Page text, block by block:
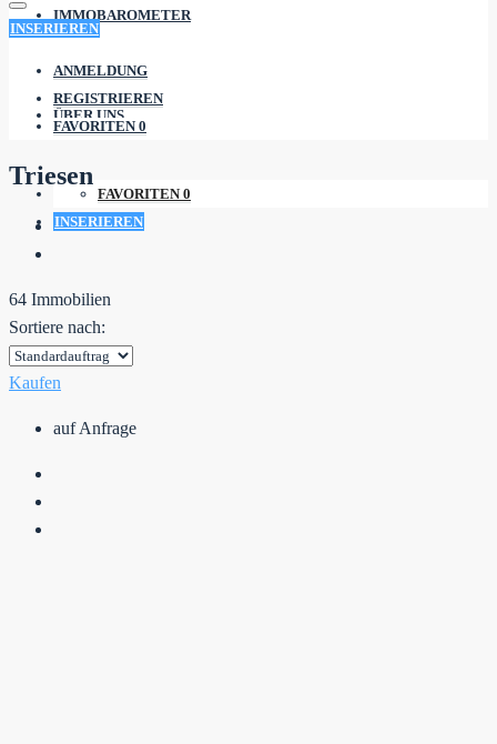
IMMOBAROMETER
ÜBER UNS
FAVORITEN 0
INSERIEREN
INSERIEREN
ANMELDUNG
REGISTRIEREN
FAVORITEN 0
Triesen
64 Immobilien
Sortiere nach:
Kaufen
auf Anfrage